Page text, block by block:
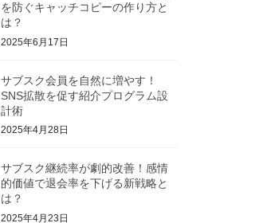
を防ぐキャッチコピーの作り方と
は？
2025年6月17日
サブスク会員を自然に増やす！
SNS拡散を促す紹介プログラム設
計術
2025年4月28日
サブスク継続率が劇的改善！感情
的価値で退会率を下げる新戦略と
は？
2025年4月23日